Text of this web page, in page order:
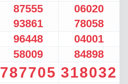
87555
93861
06020
78058
96448 04001
58009 84898
787705 318032